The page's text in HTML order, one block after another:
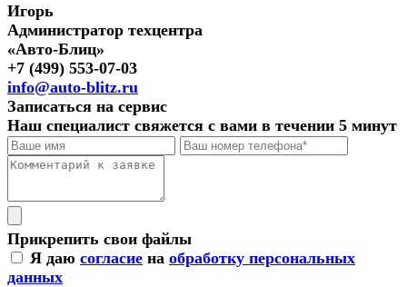
Игорь
Администратор техцентра
«Авто-Блиц»
+7 (499) 553-07-03
info@auto-blitz.ru
Записаться на сервис
Наш специалист свяжется с вами в течении 5 минут
Прикрепить свои файлы
Я даю согласие на обработку персональных
данных